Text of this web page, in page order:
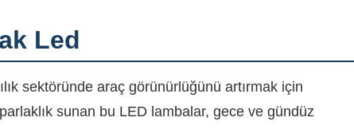
Led
sektöründe araç görünürlüğünü artırmak için
sunan bu LED lambalar, gece ve gündüz